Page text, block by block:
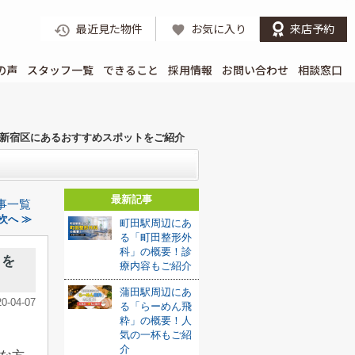
最近見た物件 お気に入り 来店予約
声 スタッフ一覧 できること 採用情報 お問い合わせ 相談窓口
宿区にあるおすすめスポットをご紹介
一覧
へ ≫
04-07
最新記事
町田駅周辺にあ
る「町田整形外
科」の概要！診
療内容もご紹介
蒲田駅周辺にあ
る「らーめん飛
粋」の概要！人
気の一杯もご紹
介